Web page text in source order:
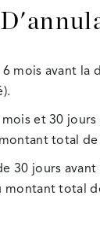
mois avant la
et 30 jours
total
30 jours avant
montant total